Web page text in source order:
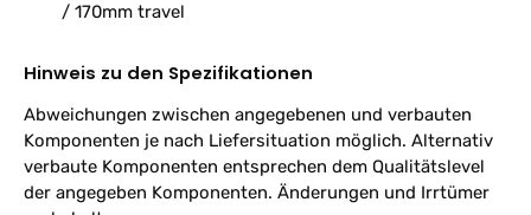
/ 170mm travel
Hinweis zu den Spezifikationen
Abweichungen zwischen angegebenen und verbauten
Komponenten je nach Liefersituation möglich. Alternativ
verbaute Komponenten entsprechen dem Qualitätslevel
der angegeben Komponenten. Änderungen und Irrtümer